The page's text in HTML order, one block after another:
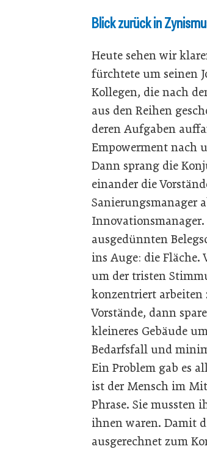
Blick zurück in
Heute sehen wir
fürchtete um seinen
Kollegen, die nach
aus den Reihen
deren Aufgaben
Empowerment nach
Dann sprang die
einander die
Sanierungsmanager
ausgedünnten
ins Auge: die
um der tristen
konzentriert arbeiten
Vorstände, dann
kleineres Gebäude
Bedarfsfall und
Ein Problem gab es
ist der Mensch im
Phrase. Sie mussten
ihnen waren. Damit
ausgerechnet zum